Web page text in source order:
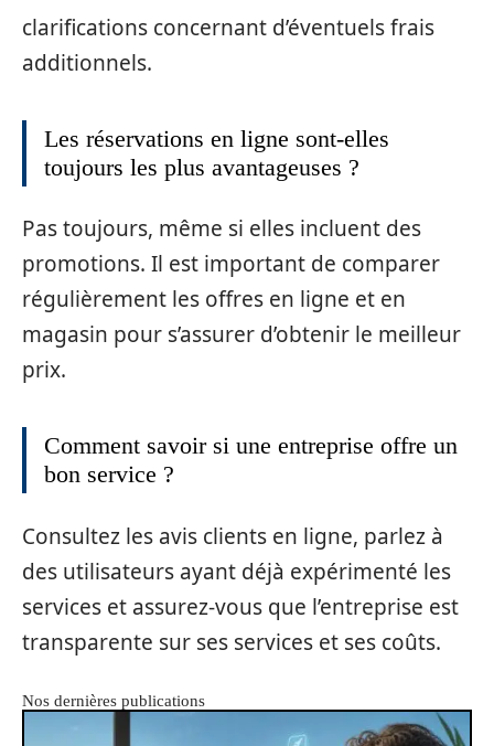
clarifications concernant d’éventuels frais
additionnels.
Les réservations en ligne sont-elles
toujours les plus avantageuses ?
Pas toujours, même si elles incluent des
promotions. Il est important de comparer
régulièrement les offres en ligne et en
magasin pour s’assurer d’obtenir le meilleur
prix.
Comment savoir si une entreprise offre un
bon service ?
Consultez les avis clients en ligne, parlez à
des utilisateurs ayant déjà expérimenté les
services et assurez-vous que l’entreprise est
transparente sur ses services et ses coûts.
Nos dernières publications